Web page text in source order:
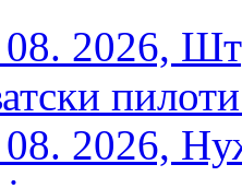
2026,
2026,